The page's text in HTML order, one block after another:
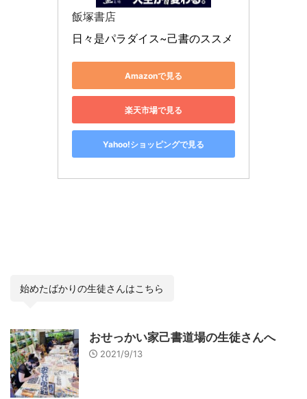
飯塚書店
日々是パラダイス~己書のススメ
Amazonで見る
楽天市場で見る
Yahoo!ショッピングで見る
始めたばかりの生徒さんはこちら
おせっかい家己書道場の生徒さんへ
2021/9/13